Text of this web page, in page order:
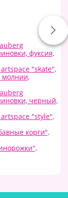
фуксия,
"skate",
молнии,
черный,
artspace "style",
корги",